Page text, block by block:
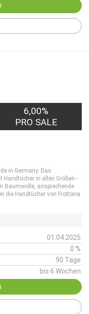
6,00%
PRO SALE
in Germany. Das
in allen Größen -
Baumwolle, ansprechende
die Handtücher von Frottana
01.04.2025
0 %
90 Tage
bis 6 Wochen